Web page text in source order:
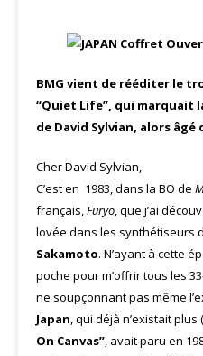
BMG vient de rééditer le
“Quiet Life”, qui marquait
de David Sylvian, alors âgé
Cher David Sylvian,
C’est en 1983, dans la BO de
français,Furyo, que j’ai
lovée dans les synthétiseurs
Sakamoto. N’ayant à cette
poche pour m’offrir tous les
ne soupçonnant pas même
Japan, qui déjà n’existait
On Canvas”, avait paru en